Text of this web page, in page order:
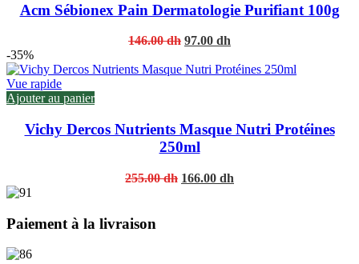
Acm Sébionex Pain Dermatologie Purifiant 100g
146.00dh Original
was:
97.00 dh
is:
-35%
Vue rapide
Ajouter au panier
Vichy Dercos Nutrients Masque Nutri Protéines
250ml
255.00dh Original
166.00 dh
Paiement à la livraison